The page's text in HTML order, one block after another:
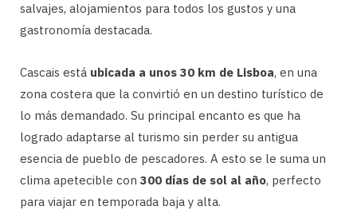
salvajes, alojamientos para todos los gustos y una
gastronomía destacada.
Cascais está ubicada a unos 30 km de Lisboa, en una
zona costera que la convirtió en un destino turístico de
lo más demandado. Su principal encanto es que ha
logrado adaptarse al turismo sin perder su antigua
esencia de pueblo de pescadores. A esto se le suma un
clima apetecible con 300 días de sol al año, perfecto
para viajar en temporada baja y alta.